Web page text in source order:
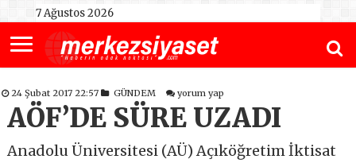
7 Ağustos 2026
24 Şubat 2017 22:57 GÜNDEM yorum yap
AÖF’DE SÜRE UZADI
Anadolu Üniversitesi (AÜ) Açıköğretim İktisat